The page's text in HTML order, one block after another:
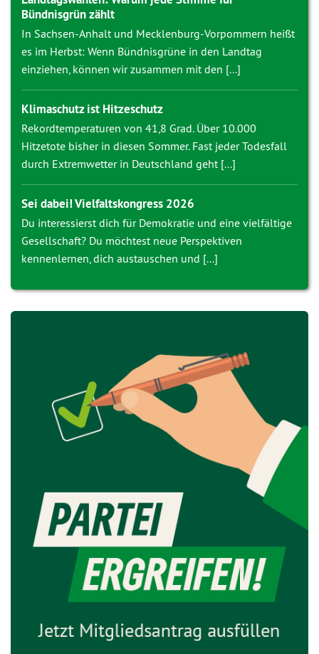
Bündnisgrün zählt
In Sachsen-Anhalt und Mecklenburg-Vorpommern heißt
es im Herbst: Wenn Bündnisgrüne in den Landtag
einziehen, können wir zusammen mit den [...]
Klimaschutz ist Hitzeschutz
Rekordtemperaturen von 41,8 Grad. Über 10.000
Hitzetote bisher in diesen Sommer. Fast jeder Todesfall
durch Extremwetter in Deutschland geht [...]
Sei dabei! Vielfaltskongress 2026
Du interessierst dich für Demokratie und eine vielfältige
Gesellschaft? Du möchtest neue Perspektiven
kennenlernen, dich austauschen und [...]